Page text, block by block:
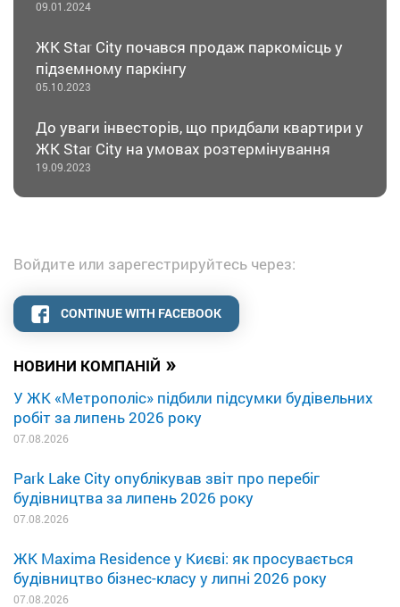
НОВИНИ КОМПАНІЙ »
У ЖК «Метрополіс» підбили підсумки будівельних
робіт за липень 2026 року
07.08.2026
Park Lake City опублікував звіт про перебіг
будівництва за липень 2026 року
07.08.2026
ЖК Maxima Residence у Києві: як просувається
будівництво бізнес-класу у липні 2026 року
07.08.2026
09.01.2024
ЖК Star City почався продаж паркомісць у
підземному паркінгу
05.10.2023
До уваги інвесторів, що придбали квартири у
ЖК Star City на умовах розтермінування
19.09.2023
Войдите или зарегестрируйтесь через:
CONTINUE WITH FACEBOOK